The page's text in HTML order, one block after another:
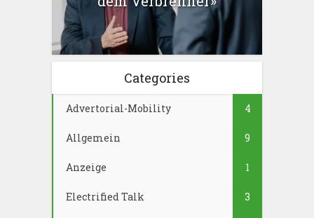
Categories
Advertorial-Mobility 4
Allgemein 9
Anzeige 1
Electrified Talk 3